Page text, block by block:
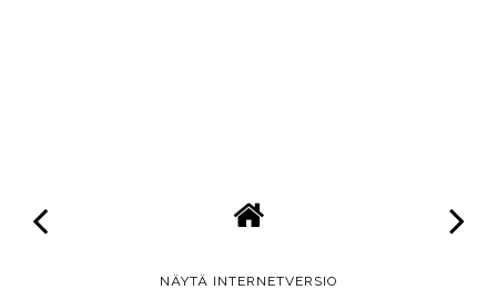
NÄYTÄ INTERNETVERSIO